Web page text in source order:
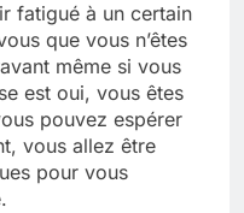
fatigué à un certain
que vous n’êtes
même si vous
est oui, vous êtes
pouvez espérer
vous allez être
pour vous